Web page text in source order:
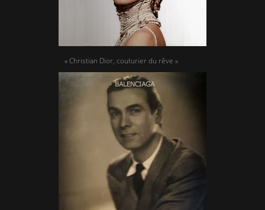
« Christian Dior, couturier du rêve »